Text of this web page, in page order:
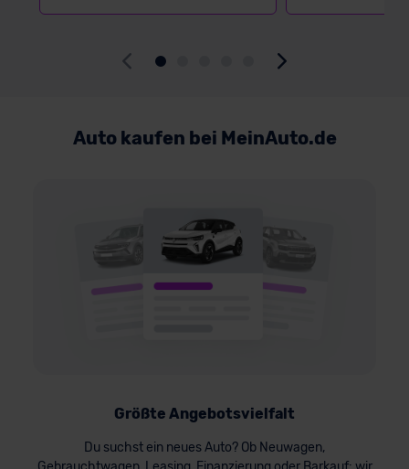
Auto kaufen bei MeinAuto.de
Größte Angebotsvielfalt
Du suchst ein neues Auto? Ob Neuwagen,